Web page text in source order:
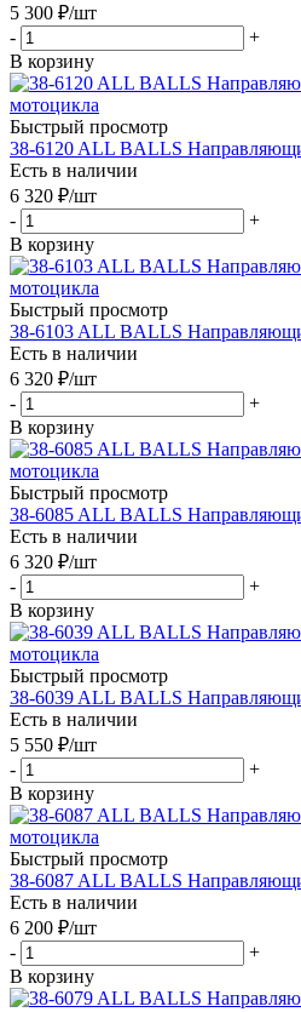
5 300 ₽/шт
-
+
В корзину
Быстрый просмотр
38-6120 ALL BALLS
Есть в наличии
6 320 ₽/шт
-
+
В корзину
Быстрый просмотр
38-6103 ALL BALLS
Есть в наличии
6 320 ₽/шт
-
+
В корзину
Быстрый просмотр
38-6085 ALL BALLS
Есть в наличии
6 320 ₽/шт
-
+
В корзину
Быстрый просмотр
38-6039 ALL BALLS
Есть в наличии
5 550 ₽/шт
-
+
В корзину
Быстрый просмотр
38-6087 ALL BALLS
Есть в наличии
6 200 ₽/шт
-
+
В корзину